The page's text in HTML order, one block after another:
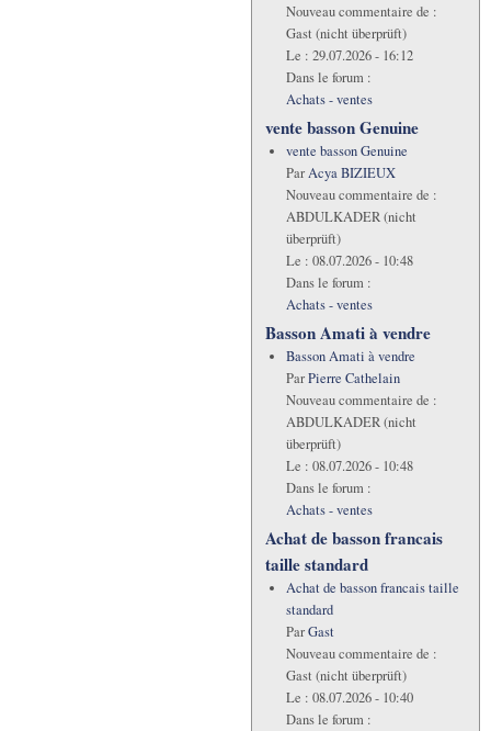
Nouveau commentaire de :
Gast (nicht überprüft)
Le : 29.07.2026 - 16:12
Dans le forum :
Achats - ventes
vente basson Genuine
vente basson Genuine
ParAcya BIZIEUX
Nouveau commentaire de :
ABDULKADER (nicht
überprüft)
Le : 08.07.2026 - 10:48
Dans le forum :
Achats - ventes
Basson Amati à vendre
Basson Amati à vendre
ParPierre Cathelain
Nouveau commentaire de :
ABDULKADER (nicht
überprüft)
Le : 08.07.2026 - 10:48
Dans le forum :
Achats - ventes
Achat de basson francais
taille standard
Achat de basson francais taille
standard
ParGast
Nouveau commentaire de :
Gast (nicht überprüft)
Le : 08.07.2026 - 10:40
Dans le forum :